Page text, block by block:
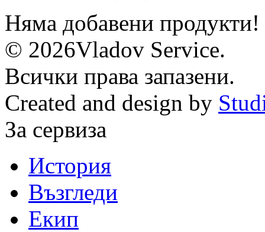
Няма добавени продукти!
© 2026Vladov Service.
Всички права запазени.
Created and design by
За сервиза
История
Възгледи
Екип